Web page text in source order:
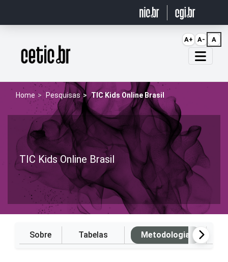
Página inicial
Home Pesquisas TIC Kids Online Brasil
TIC Kids Online Brasil
Sobre Tabelas Metodologia
A+ A- A